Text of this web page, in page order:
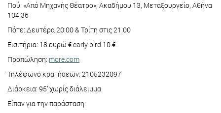
Πού: «Από Μηχανής Θέατρο», Ακαδήμου 13, Μεταξουργείο, Αθήνα
104 36
Πότε: Δευτέρα 20:00 & Τρίτη στις 21:00
Εισιτήρια: 18 ευρώ € early bird 10 €
Προπώληση: more.com
Τηλέφωνο κρατήσεων: 2105232097
Διάρκεια: 95’ χωρίς διάλειμμα
Είπαν για την παράσταση: